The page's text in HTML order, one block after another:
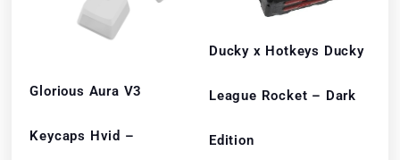
Glorious Aura V3
Keycaps Hvid –
Ducky x Hotkeys Ducky
League Rocket – Dark
Edition